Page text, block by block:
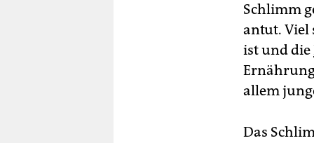
Schlimm
antut. Viel
ist und die
allem
Das